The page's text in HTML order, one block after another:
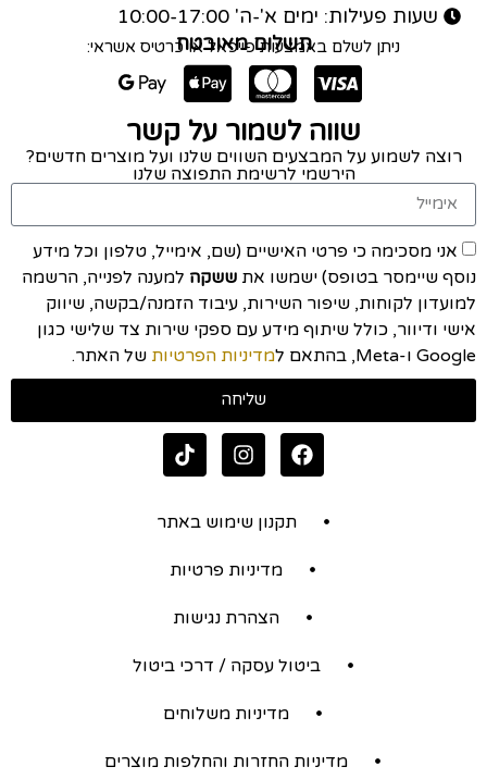
שעות פעילות: ימים א'-ה' 10:00-17:00
תשלום מאובטח
ניתן לשלם באמצעות פייפאל או כרטיס אשראי:
שווה לשמור על קשר
רוצה לשמוע על המבצעים השווים שלנו ועל מוצרים חדשים?
הירשמי לרשימת התפוצה שלנו
אני מסכימה כי פרטי האישיים (שם, אימייל, טלפון וכל מידע
נוסף שיימסר בטופס) ישמשו את ששקה למענה לפנייה, הרשמה
למועדון לקוחות, שיפור השירות, עיבוד הזמנה/בקשה, שיווק
אישי ודיוור, כולל שיתוף מידע עם ספקי שירות צד שלישי כגון
Google ו-Meta, בהתאם ל
מדיניות הפרטיות של האתר.
שליחה
תקנון שימוש באתר
מדיניות פרטיות
הצהרת נגישות
ביטול עסקה / דרכי ביטול
מדיניות משלוחים
מדיניות החזרות והחלפות מוצרים